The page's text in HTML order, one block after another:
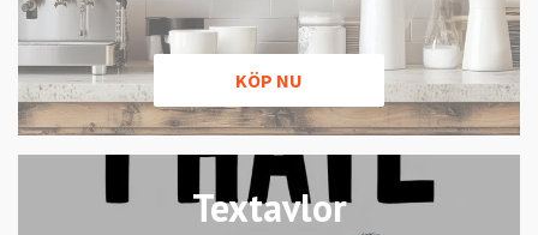
KÖP NU
Textavlor